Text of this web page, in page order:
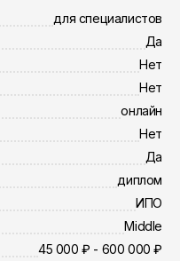
для специалистов
Да
Нет
Нет
онлайн
Нет
Да
диплом
ИПО
Middle
45 000 ₽ - 600 000 ₽